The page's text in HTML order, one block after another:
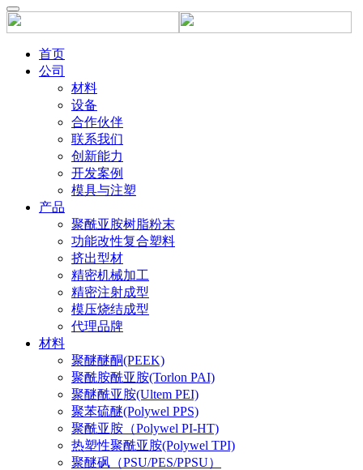
首页
公司
材料
设备
合作伙伴
联系我们
创新能力
开发案例
模具与注塑
产品
聚酰亚胺树脂粉末
功能改性复合塑料
挤出型材
精密机械加工
精密注射成型
模压烧结成型
代理品牌
材料
聚醚醚酮(PEEK)
聚酰胺酰亚胺(Torlon PAI)
聚醚酰亚胺(Ultem PEI)
聚苯硫醚(Polywel PPS)
聚酰亚胺（Polywel PI-HT)
热塑性聚酰亚胺(Polywel TPI)
聚醚砜（PSU/PES/PPSU）